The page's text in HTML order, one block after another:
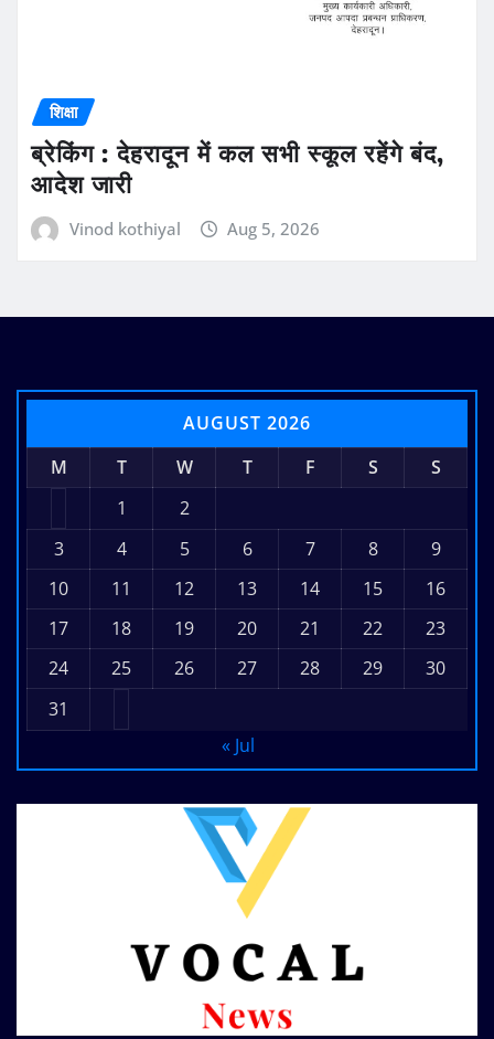
शिक्षा
ब्रेकिंग : देहरादून में कल सभी स्कूल रहेंगे बंद,
आदेश जारी
Vinod kothiyal Aug 5, 2026
AUGUST 2026
M
T W T F S
S
1
2
3
4 5 6 7 8
9
10
11 12 13 14 15
16
17
18 19 20 21 22
23
24
25 26 27 28 29
30
31
« Jul